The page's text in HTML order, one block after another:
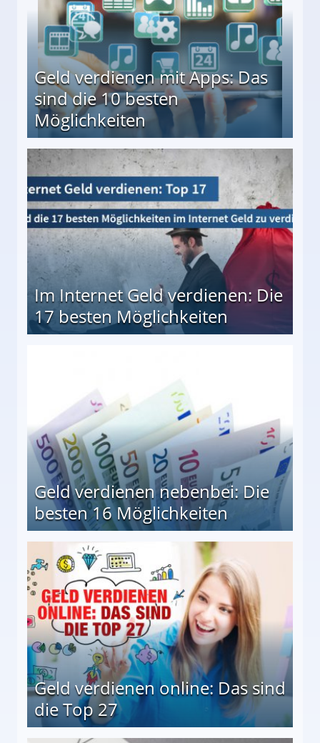
Geld verdienen mit Apps: Das
sind die 10 besten
Möglichkeiten
besten Möglichkeiten
Im Internet Geld verdienen: Die
17 besten Möglichkeiten
Geld verdienen nebenbei: Die
besten 16 Möglichkeiten
Geld verdienen online: Das sind
die Top 27